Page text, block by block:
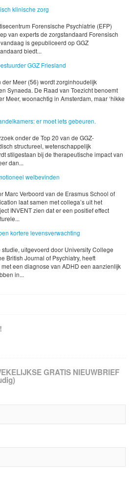
klinische zorg
Forensische Psychiatrie (EFP)
van experts de zorgstandaard Forensisch
is gepubliceerd op GGZ
biedt...
GGZ Friesland
Meer (56) wordt zorginhoudelijk
Synaeda. De Raad van Toezicht benoemt
Meer, woonachtig in Amsterdam, maar ‘hikke
er moet iets gebeuren.
onder de Top 20 van de GGZ-
structureel, wetenschappelijk
stilgestaan bij de therapeutische impact van
dan...
welbevinden
Marc Verboord van de Erasmus School of
laat samen met collega’s uit het
INVENT zien dat er een positief effect
kortere levensverwachting
uitgevoerd door University College
British Journal of Psychiatry, heeft
een diagnose van ADHD een aanzienlijk
in...
GRATIS NIEUWBRIEF